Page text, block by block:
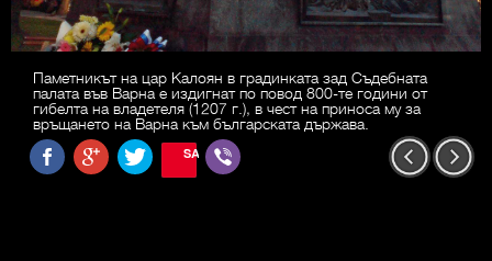
Паметникът на цар Калоян в градинката зад Съдебната
палата във Варна е издигнат по повод 800-те години от
гибелта на владетеля (1207 г.), в чест на приноса му за
връщането на Варна към българската държава.
SAVE